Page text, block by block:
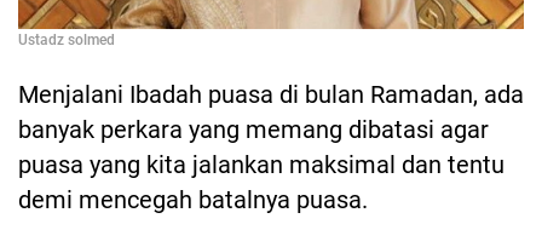
Ustadz solmed
Menjalani Ibadah puasa di bulan Ramadan, ada
banyak perkara yang memang dibatasi agar
puasa yang kita jalankan maksimal dan tentu
demi mencegah batalnya puasa.